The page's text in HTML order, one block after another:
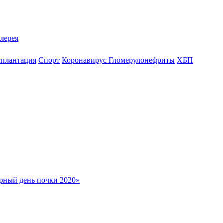
Спорт Коронавирус Гломерулонефриты ХБП
день почки 2020»